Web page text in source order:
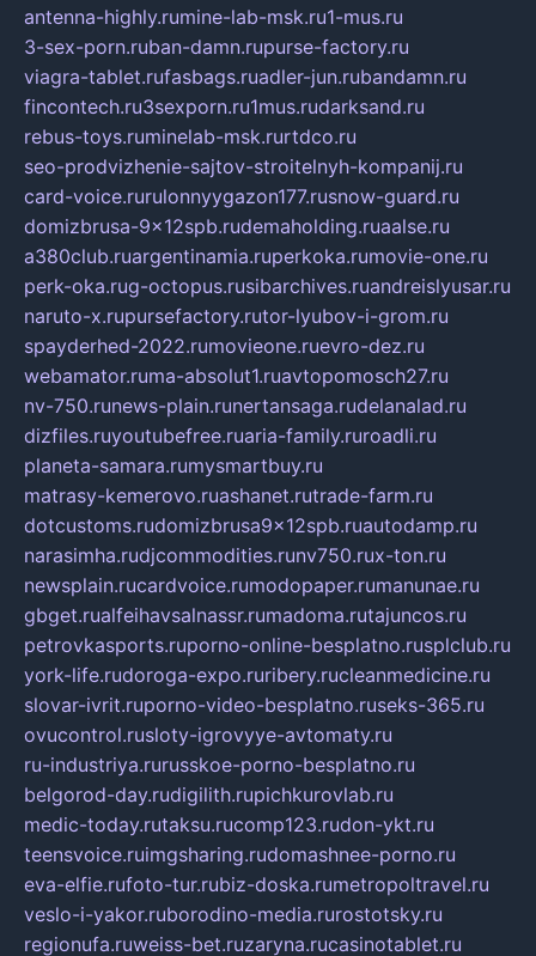
antenna-highly.rumine-lab-msk.ru1-mus.ru
3-sex-porn.ruban-damn.rupurse-factory.ru
viagra-tablet.rufasbags.ruadler-jun.rubandamn.ru
fincontech.ru3sexporn.ru1mus.rudarksand.ru
rebus-toys.ruminelab-msk.rurtdco.ru
seo-prodvizhenie-sajtov-stroitelnyh-kompanij.ru
card-voice.rurulonnyygazon177.rusnow-guard.ru
domizbrusa-9x12spb.rudemaholding.ruaalse.ru
a380club.ruargentinamia.ruperkoka.rumovie-one.ru
perk-oka.rug-octopus.rusibarchives.ruandreislyusar.ru
naruto-x.rupursefactory.rutor-lyubov-i-grom.ru
spayderhed-2022.rumovieone.ruevro-dez.ru
webamator.ruma-absolut1.ruavtopomosch27.ru
nv-750.runews-plain.runertansaga.rudelanalad.ru
dizfiles.ruyoutubefree.ruaria-family.ruroadli.ru
planeta-samara.rumysmartbuy.ru
matrasy-kemerovo.ruashanet.rutrade-farm.ru
dotcustoms.rudomizbrusa9x12spb.ruautodamp.ru
narasimha.rudjcommodities.runv750.rux-ton.ru
newsplain.rucardvoice.rumodopaper.rumanunae.ru
gbget.rualfeihavsalnassr.rumadoma.rutajuncos.ru
petrovkasports.ruporno-online-besplatno.rusplclub.ru
york-life.rudoroga-expo.ruribery.rucleanmedicine.ru
slovar-ivrit.ruporno-video-besplatno.ruseks-365.ru
ovucontrol.rusloty-igrovyye-avtomaty.ru
ru-industriya.rurusskoe-porno-besplatno.ru
belgorod-day.rudigilith.rupichkurovlab.ru
medic-today.rutaksu.rucomp123.rudon-ykt.ru
teensvoice.ruimgsharing.rudomashnee-porno.ru
eva-elfie.rufoto-tur.rubiz-doska.rumetropoltravel.ru
veslo-i-yakor.ruborodino-media.rurostotsky.ru
regionufa.ruweiss-bet.ruzaryna.rucasinotablet.ru